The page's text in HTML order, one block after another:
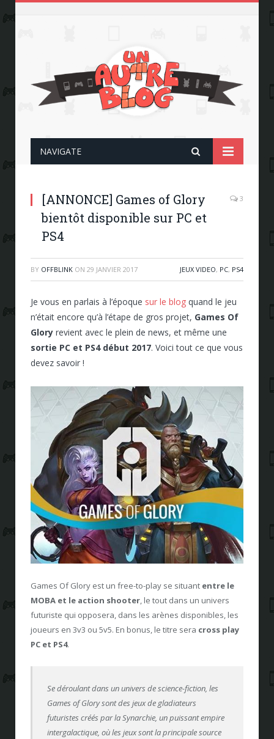
NAVIGATE
[ANNONCE] Games of Glory
bientôt disponible sur PC et
PS4
3
BY OFFBLINK ON 29 JANVIER 2017 JEUX VIDEO, PC, PS4
Je vous en parlais à l’époque sur le blog quand le jeu
n’était encore qu’à l’étape de gros projet, Games Of
Glory revient avec le plein de news, et même une
sortie PC et PS4 début 2017. Voici tout ce que vous
devez savoir !
Games Of Glory est un free-to-play se situant entre le
MOBA et le action shooter, le tout dans un univers
futuriste qui opposera, dans les arènes disponibles, les
joueurs en 3v3 ou 5v5. En bonus, le titre sera cross play
PC et PS4.
Se déroulant dans un univers de science-fiction, les
Games of Glory sont des jeux de gladiateurs
futuristes créés par la Synarchie, un puissant empire
intergalactique, où les jeux sont la principale source